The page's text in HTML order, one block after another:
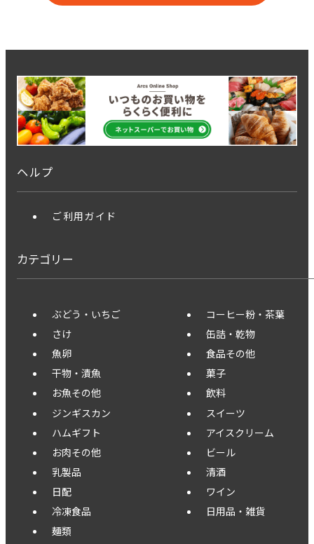
ヘルプ
ご利用ガイド
カテゴリー
ぶどう・いちご
さけ
魚卵
干物・漬魚
お魚その他
ジンギスカン
ハムギフト
お肉その他
乳製品
日配
冷凍食品
麺類
コーヒー粉・茶葉
缶詰・乾物
食品その他
菓子
飲料
スイーツ
アイスクリーム
ビール
清酒
ワイン
日用品・雑貨